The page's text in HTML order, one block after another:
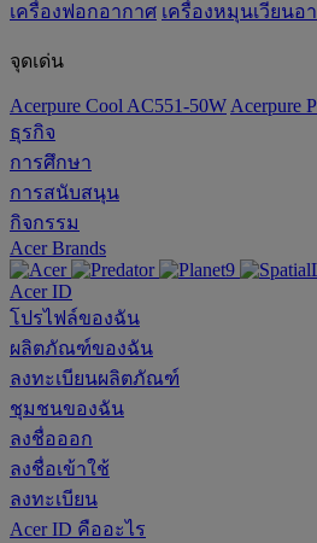
เครื่องฟอกอากาศ เครื่องหมุนเวียนอ
จุดเด่น
Acerpure Cool AC551-50W Acerpure
ธุรกิจ
การศึกษา
การสนับสนุน
กิจกรรม
Acer Brands
Acer ID
โปรไฟล์ของฉัน
ผลิตภัณฑ์ของฉัน
ลงทะเบียนผลิตภัณฑ์
ชุมชนของฉัน
ลงชื่อออก
ลงชื่อเข้าใช้
ลงทะเบียน
Acer ID คืออะไร